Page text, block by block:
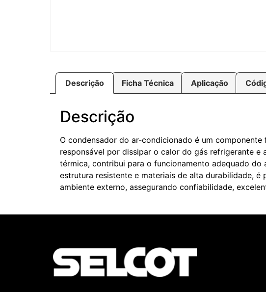
Descrição Ficha Técnica Aplicação
Descrição
O condensador do ar-condicionado é um
responsável por dissipar o calor do gás refrigerante
térmica, contribui para o funcionamento adequado
estrutura resistente e materiais de alta durabilidade,
ambiente externo, assegurando confiabilidade,